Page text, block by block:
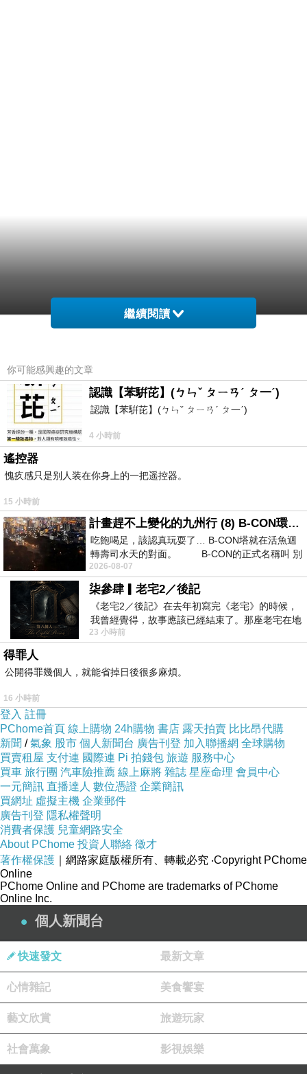
繼續閱讀
你可能感興趣的文章
認識【苯騈芘】(ㄅㄣˇ ㄆㄧㄢˊ ㄆ一ˊ)
認識【苯騈芘】(ㄅㄣˇ ㄆㄧㄢˊ ㄆ一ˊ)
4 小時前
遙控器
愧疚感只是别人装在你身上的一把遥控器。
15 小時前
計畫趕不上變化的九州行 (8) B-CON環球塔
吃飽喝足，該認真玩耍了… B-CON塔就在活魚迴
轉壽司水天的對面。 B-CON的正式名稱叫 別
2026-08-07
柒參肆▎老宅2／後記
《老宅2／後記》在去年初寫完《老宅》的時候，
我曾經覺得，故事應該已經結束了。那座老宅在地
震中倒塌，七個人終於離開那片黑暗，
23 小時前
得罪人
公開得罪幾個人，就能省掉日後很多麻煩。
16 小時前
登入 註冊
PChome首頁 線上購物 24h購物 書店 露天拍賣 比比昂代購
新聞 /氣象 股市 個人新聞台 廣告刊登 加入聯播網 全球購物
買賣租屋 支付連 國際連 Pi 拍錢包 旅遊 服務中心
買車 旅行團 汽車險推薦 線上麻將 雜誌 星座命理 會員中心
一元簡訊 直播達人 數位憑證 企業簡訊
買網址 虛擬主機 企業郵件
廣告刊登 隱私權聲明
消費者保護 兒童網路安全
About PChome 投資人聯絡 徵才
著作權保護 ｜網路家庭版權所有、轉載必究 ‧Copyright PChome
Online
PChome Online and PChome are trademarks of PChome
Online Inc.
個人新聞台
快速發文 最新文章
心情雜記 美食饗宴
藝文欣賞 旅遊玩家
社會萬象 影視娛樂